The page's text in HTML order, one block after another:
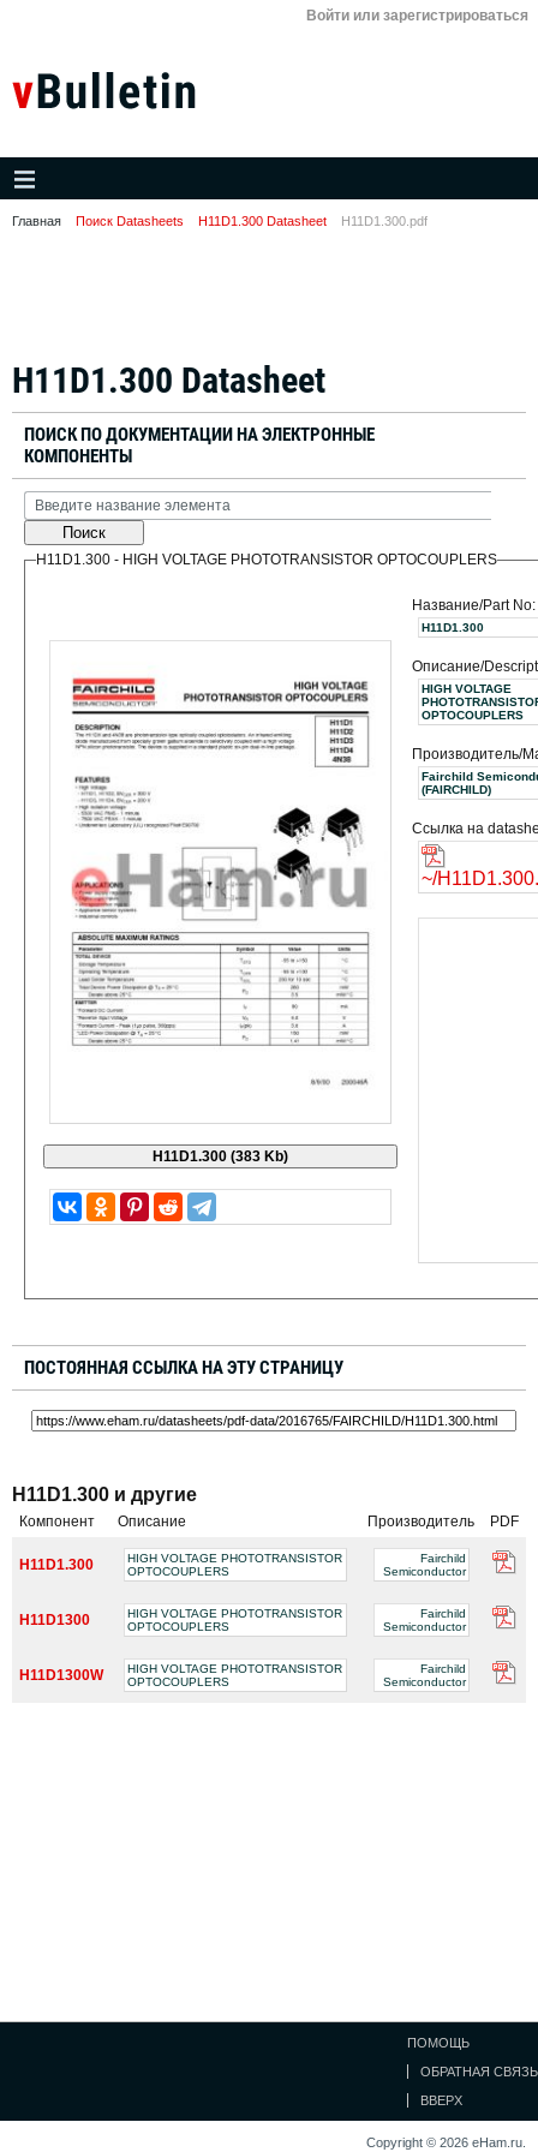
Войти или зарегистрироваться
Главная Поиск Datasheets H11D1.300 Datasheet H11D1.300.pdf
H11D1.300 Datasheet
ПОИСК ПО ДОКУМЕНТАЦИИ НА ЭЛЕКТРОННЫЕ
КОМПОНЕНТЫ
Поиск
H11D1.300 - HIGH VOLTAGE PHOTOTRANSISTOR OPTOCOUPLERS
Название/Part No:
H11D1.300
Описание/
HIGH VOLTAGE
OPTOCOUPLERS
Производитель/
Fairchild
(FAIRCHILD)
Ссылка на
~/
ПОСТОЯННАЯ ССЫЛКА НА ЭТУ СТРАНИЦУ
H11D1.300 и другие
Компонент Описание Производитель PDF
H11D1.300
HIGH VOLTAGE PHOTOTRANSISTOR
OPTOCOUPLERS
Fairchild
Semiconductor
H11D1300
HIGH VOLTAGE PHOTOTRANSISTOR
OPTOCOUPLERS
Fairchild
Semiconductor
H11D1300W
HIGH VOLTAGE PHOTOTRANSISTOR
OPTOCOUPLERS
Fairchild
Semiconductor
ПОМОЩЬ
ОБРАТНАЯ СВЯЗЬ
ВВЕРХ
Copyright © 2026 eHam.ru.